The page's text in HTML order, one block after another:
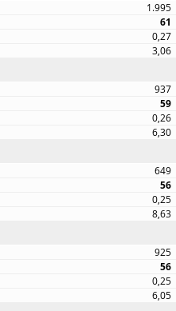
1.995
61
0,27
3,06
937
59
0,26
6,30
649
56
0,25
8,63
925
56
0,25
6,05